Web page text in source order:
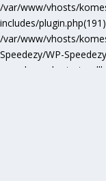
/var/www/vhosts/
includes/
/var/www/vhosts/
Speedezy/WP-